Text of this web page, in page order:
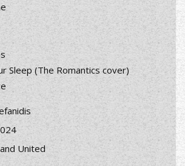
Sleep (The Romantics cover)
United